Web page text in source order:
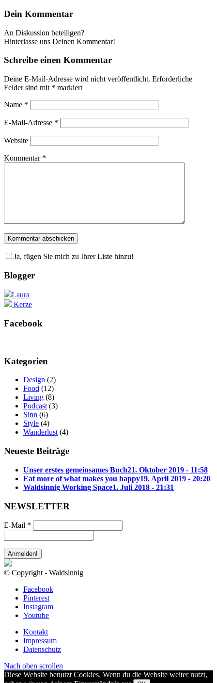
Dein Kommentar
An Diskussion beteiligen?
Hinterlasse uns Deinen Kommentar!
Schreibe einen Kommentar
Deine E-Mail-Adresse wird nicht veröffentlicht. Erforderliche
Felder sind mit * markiert
Name *
E-Mail-Adresse *
Website
Kommentar *
Ja, fügen Sie mich zu Ihrer Liste hinzu!
Blogger
Laura
Kerze
Facebook
Kategorien
Design (2)
Food (12)
Living (8)
Podcast (3)
Sinn (6)
Style (4)
Wanderlust (4)
Neueste Beiträge
Unser erstes gemeinsames Buch21. Oktober 2019 - 11:58
Eat more of what makes you happy19. April 2019 - 20:20
Waldsinnig Working Space1. Juli 2018 - 21:31
NEWSLETTER
E-Mail *
© Copyright - Waldsinnig
Facebook
Pinterest
Instagram
Youtube
Kontakt
Impressum
Datenschutz
Nach oben scrollen
Diese Website benutzt Cookies. Wenn du die Website weiter nutzt,